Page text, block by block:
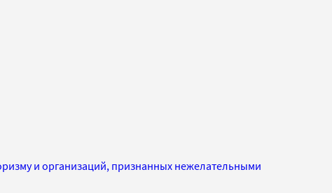
и организаций, признанных нежелательными